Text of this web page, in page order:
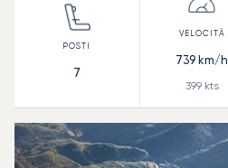
7
739 km/h
399kts